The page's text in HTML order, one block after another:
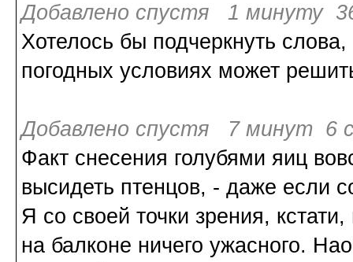
Добавлено спустя 1 минуту
Хотелось бы подчеркнуть
погодных условиях может
Добавлено спустя 7 минут 6
Факт снесения голубями яиц
высидеть птенцов, - даже если
Я со своей точки зрения,
на балконе ничего ужасного.